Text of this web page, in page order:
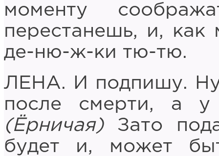
моменту
перестанешь, и,
де-ню-ж-ки тю-тю.
ЛЕНА. И подпишу. Ну
после смерти, а
(Ёрничая)Зато
будет и, может